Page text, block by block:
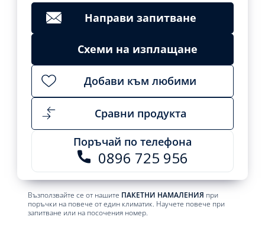
1998,86
лв.
Вътрешно
тяло
мултисплит
DAIKIN
FTXJ25AB
Emura
Black,
000
Направи запитване
Схеми на изплащане
Добави към любими
Сравни продукта
Поръчай по телефона
0896 725 956
Възползвайте се от нашите ПАКЕТНИ НАМАЛЕНИЯ при
поръчки на повече от един климатик. Научете повече при
запитване или на посочения номер.